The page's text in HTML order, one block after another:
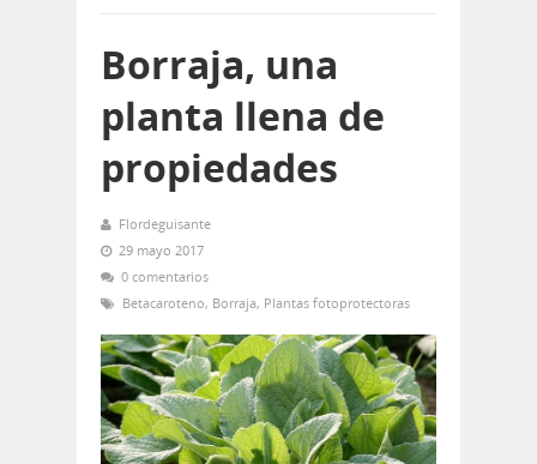
Borraja, una
planta llena de
propiedades
Flordeguisante
29 mayo 2017
0 comentarios
Betacaroteno, Borraja, Plantas fotoprotectoras